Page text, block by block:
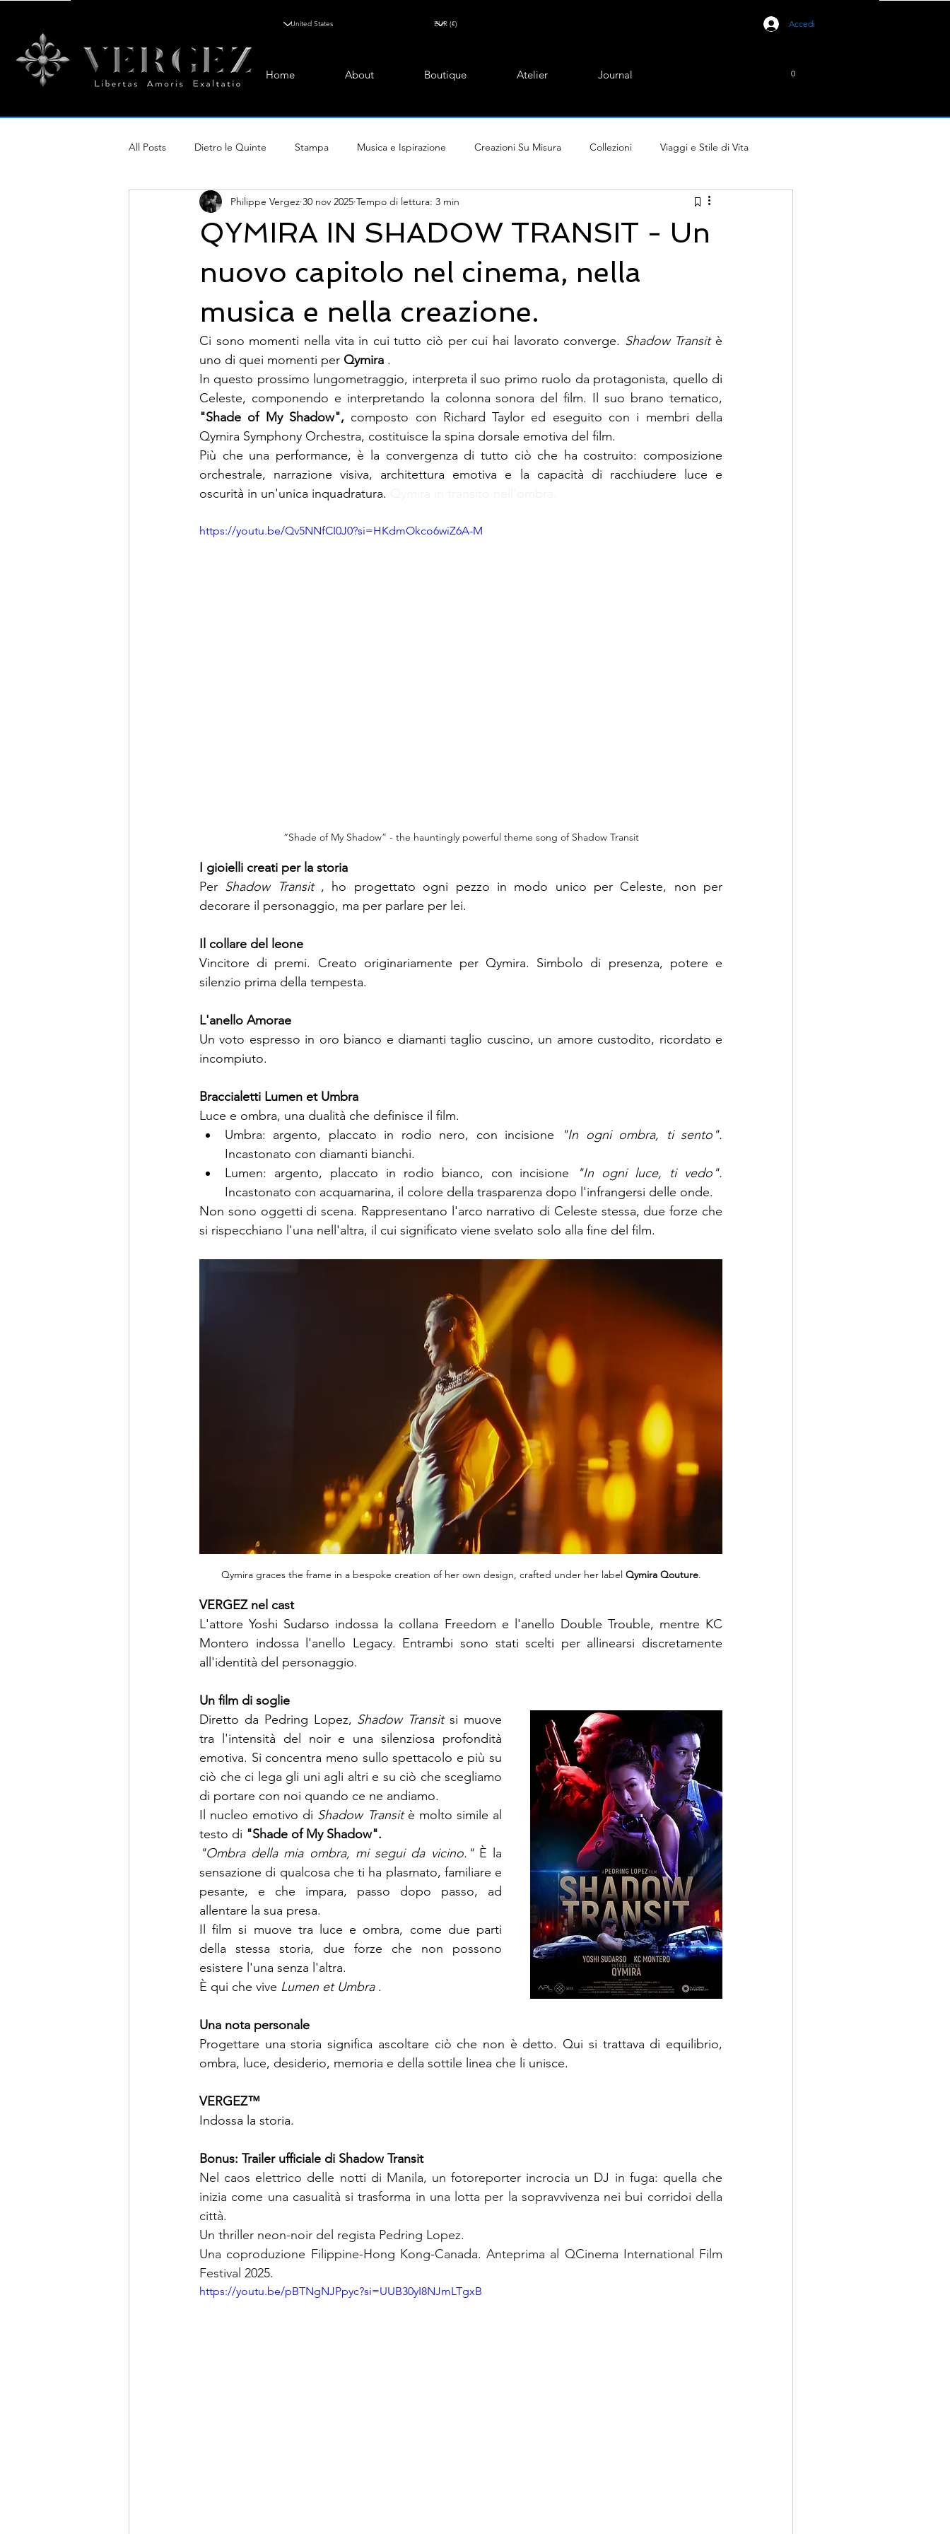
Home About Boutique Atelier Journal
Accedi
0
All Posts Dietro le Quinte Stampa Musica e Ispirazione Creazioni Su Misura Collezioni Viaggi e Stile di Vita
Conoscenza e Stile
QYMIRA IN SHADOW TRANSIT - Un
nuovo capitolo nel cinema, nella
musica e nella creazione.
Philippe Vergez 30 nov 2025 Tempo di lettura: 3 min
Ci sono momenti nella vita in cui tutto ciò per cui hai lavorato converge. Shadow Transit è
uno di quei momenti per Qymira .
In questo prossimo lungometraggio, interpreta il suo primo ruolo da protagonista, quello di
Celeste, componendo e interpretando la colonna sonora del film. Il suo brano tematico,
"Shade of My Shadow", composto con Richard Taylor ed eseguito con i membri della
Qymira Symphony Orchestra, costituisce la spina dorsale emotiva del film.
Più che una performance, è la convergenza di tutto ciò che ha costruito: composizione
orchestrale, narrazione visiva, architettura emotiva e la capacità di racchiudere luce e
oscurità in un'unica inquadratura.
https://youtu.be/Qv5NNfCI0J0?si=HKdmOkco6wiZ6A-M
“Shade of My Shadow” - the hauntingly powerful theme song of Shadow Transit
I gioielli creati per la storia
Per Shadow Transit , ho progettato ogni pezzo in modo unico per Celeste, non per
decorare il personaggio, ma per parlare per lei.
Il collare del leone
Vincitore di premi. Creato originariamente per Qymira. Simbolo di presenza, potere e
silenzio prima della tempesta.
L'anello Amorae
Un voto espresso in oro bianco e diamanti taglio cuscino, un amore custodito, ricordato e
incompiuto.
Braccialetti Lumen et Umbra
Luce e ombra, una dualità che definisce il film.
Umbra: argento, placcato in rodio nero, con incisione
"In ogni ombra, ti sento".
Incastonato con diamanti bianchi.
Lumen: argento, placcato in rodio bianco, con incisione
"In ogni luce, ti vedo".
Incastonato con acquamarina, il colore della trasparenza dopo l'infrangersi delle onde.
Non sono oggetti di scena. Rappresentano l'arco narrativo di Celeste stessa, due forze che
si rispecchiano l'una nell'altra, il cui significato viene svelato solo alla fine del film.
Qymira graces the frame in a bespoke creation of her own design, crafted under her label Qymira Qouture.
VERGEZ nel cast
L'attore Yoshi Sudarso indossa la collana Freedom e l'anello Double Trouble, mentre KC
Montero indossa l'anello Legacy. Entrambi sono stati scelti per allinearsi discretamente
all'identità del personaggio.
Un film di soglie
Diretto da Pedring Lopez, Shadow Transit si muove
tra l'intensità del noir e una silenziosa profondità
emotiva. Si concentra meno sullo spettacolo e più su
ciò che ci lega gli uni agli altri e su ciò che scegliamo
di portare con noi quando ce ne andiamo.
Il nucleo emotivo di Shadow Transit è molto simile al
testo di "Shade of My Shadow".
"Ombra della mia ombra, mi segui da vicino." È la
sensazione di qualcosa che ti ha plasmato, familiare e
pesante, e che impara, passo dopo passo, ad
allentare la sua presa.
Il film si muove tra luce e ombra, come due parti
della stessa storia, due forze che non possono
esistere l'una senza l'altra.
È qui che vive Lumen et Umbra .
Una nota personale
Progettare una storia significa ascoltare ciò che non è detto. Qui si trattava di equilibrio,
ombra, luce, desiderio, memoria e della sottile linea che li unisce.
VERGEZ™
Indossa la storia.
Bonus: Trailer ufficiale di Shadow Transit
Nel caos elettrico delle notti di Manila, un fotoreporter incrocia un DJ in fuga: quella che
inizia come una casualità si trasforma in una lotta per la sopravvivenza nei bui corridoi della
città.
Un thriller neon-noir del regista Pedring Lopez.
Una coproduzione Filippine-Hong Kong-Canada. Anteprima al QCinema International Film
Festival 2025.
https://youtu.be/pBTNgNJPpyc?si=UUB30yI8NJmLTgxB